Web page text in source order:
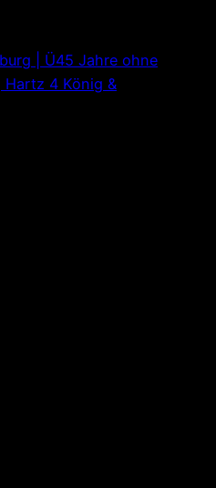
| Ü45 Jahre ohne
Hartz 4 König &